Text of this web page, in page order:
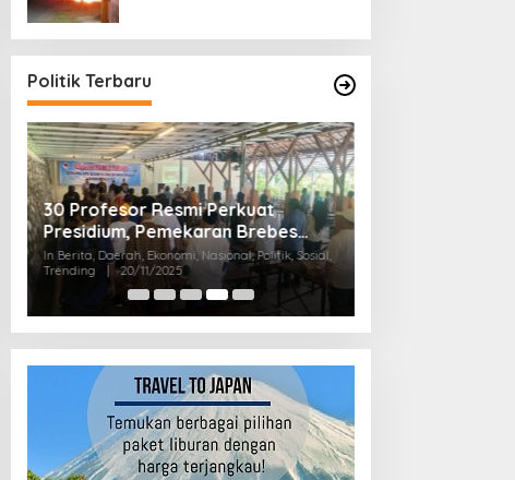
Politik Terbaru
30 Profesor Resmi Perkuat
Presidium, Pemekaran Brebes
Selatan Semakin Tak Terbendung
In Berita, Daerah, Ekonomi, Nasional, Politik, Sosial,
Trending
20/11/2025